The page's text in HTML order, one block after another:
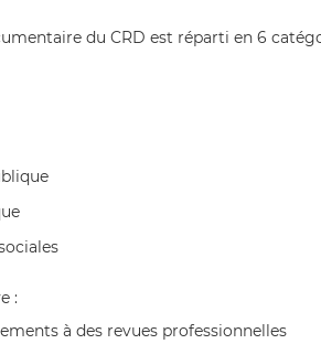
du CRD est réparti en 6
:
à des revues professionnelles